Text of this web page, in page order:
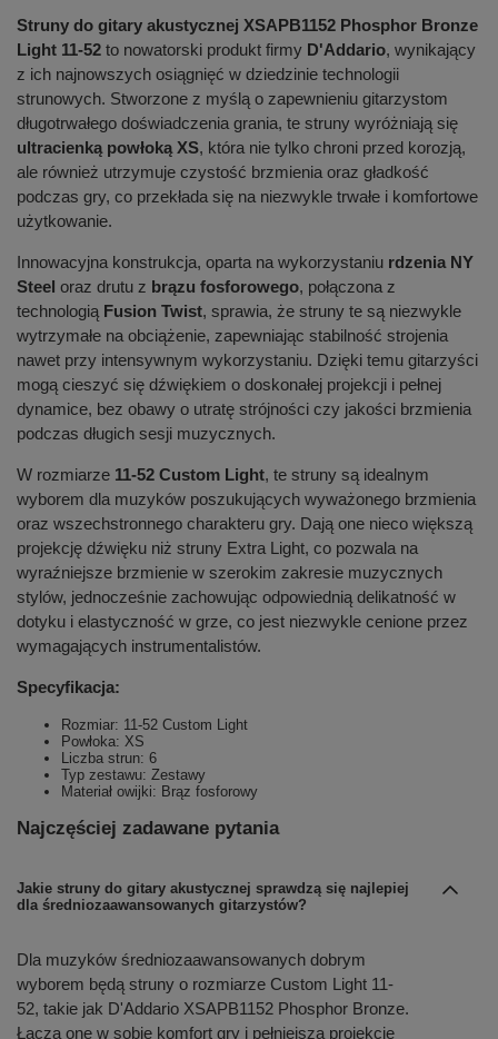
Struny do gitary akustycznej XSAPB1152 Phosphor Bronze
Light 11-52 to nowatorski produkt firmy D'Addario, wynikający
z ich najnowszych osiągnięć w dziedzinie technologii
strunowych. Stworzone z myślą o zapewnieniu gitarzystom
długotrwałego doświadczenia grania, te struny wyróżniają się
ultracienką powłoką XS, która nie tylko chroni przed korozją,
ale również utrzymuje czystość brzmienia oraz gładkość
podczas gry, co przekłada się na niezwykle trwałe i komfortowe
użytkowanie.
Innowacyjna konstrukcja, oparta na wykorzystaniu rdzenia NY
Steel oraz drutu z brązu fosforowego, połączona z
technologią Fusion Twist, sprawia, że struny te są niezwykle
wytrzymałe na obciążenie, zapewniając stabilność strojenia
nawet przy intensywnym wykorzystaniu. Dzięki temu gitarzyści
mogą cieszyć się dźwiękiem o doskonałej projekcji i pełnej
dynamice, bez obawy o utratę strójności czy jakości brzmienia
podczas długich sesji muzycznych.
W rozmiarze 11-52 Custom Light, te struny są idealnym
wyborem dla muzyków poszukujących wyważonego brzmienia
oraz wszechstronnego charakteru gry. Dają one nieco większą
projekcję dźwięku niż struny Extra Light, co pozwala na
wyraźniejsze brzmienie w szerokim zakresie muzycznych
stylów, jednocześnie zachowując odpowiednią delikatność w
dotyku i elastyczność w grze, co jest niezwykle cenione przez
wymagających instrumentalistów.
Specyfikacja:
Rozmiar: 11-52 Custom Light
Powłoka: XS
Liczba strun: 6
Typ zestawu: Zestawy
Materiał owijki: Brąz fosforowy
Najczęściej zadawane pytania
Jakie struny do gitary akustycznej sprawdzą się najlepiej
dla średniozaawansowanych gitarzystów?
Dla muzyków średniozaawansowanych dobrym
wyborem będą struny o rozmiarze Custom Light 11-
52, takie jak D'Addario XSAPB1152 Phosphor Bronze.
Łączą one w sobie komfort gry i pełniejszą projekcję